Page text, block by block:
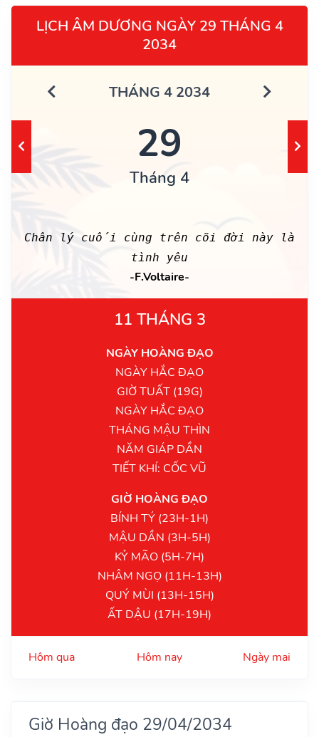
LỊCH ÂM DƯƠNG NGÀY 29 THÁNG 4
2034
THÁNG 4 2034
29
Tháng 4
Chân lý cuối cùng trên cõi đời này là
tình yêu
-F.Voltaire-
11 THÁNG 3
NGÀY HOÀNG ĐẠO
NGÀY HẮC ĐẠO
GIỜ TUẤT (19G)
NGÀY HẮC ĐẠO
THÁNG MẬU THÌN
NĂM GIÁP DẦN
TIẾT KHÍ: CỐC VŨ
GIỜ HOÀNG ĐẠO
BÍNH TÝ (23H-1H)
MẬU DẦN (3H-5H)
KỶ MÃO (5H-7H)
NHÂM NGỌ (11H-13H)
QUÝ MÙI (13H-15H)
ẤT DẬU (17H-19H)
Hôm qua Hôm nay Ngày mai
Giờ Hoàng đạo 29/04/2034